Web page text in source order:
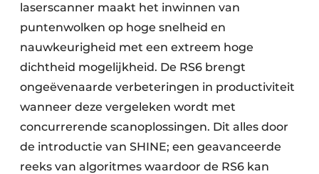
laserscanner maakt het inwinnen van
puntenwolken op hoge snelheid en
nauwkeurigheid met een extreem hoge
dichtheid mogelijkheid. De RS6 brengt
ongeëvenaarde verbeteringen in productiviteit
wanneer deze vergeleken wordt met
concurrerende scanoplossingen. Dit alles door
de introductie van SHINE; een geavanceerde
reeks van algoritmes waardoor de RS6 kan